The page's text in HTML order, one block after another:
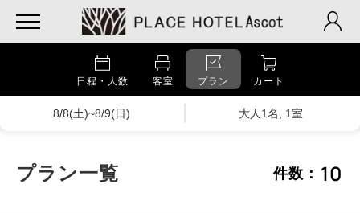
日程・人数 客室 プラン カート
8/8(土)~8/9(日) 大人1名, 1室
プラン一覧 件数： 10